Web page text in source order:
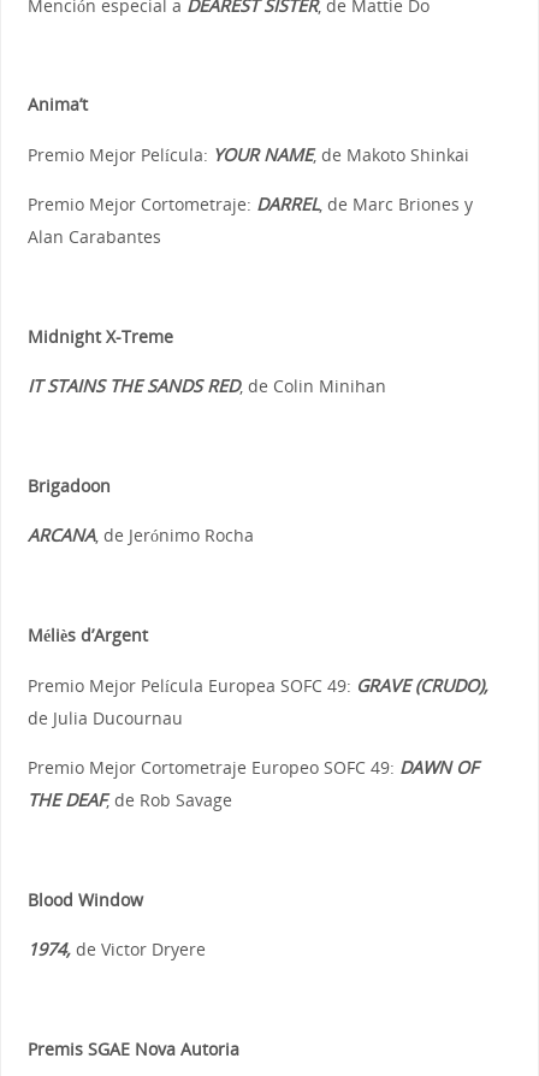
Mención especial a DEAREST SISTER, de Mattie Do
Anima’t
Premio Mejor Película: YOUR NAME, de Makoto Shinkai
Premio Mejor Cortometraje: DARREL, de Marc Briones y
Alan Carabantes
Midnight X-Treme
IT STAINS THE SANDS RED, de Colin Minihan
Brigadoon
ARCANA, de Jerónimo Rocha
Méliès d’Argent
Premio Mejor Película Europea SOFC 49: GRAVE (CRUDO),
de Julia Ducournau
Premio Mejor Cortometraje Europeo SOFC 49: DAWN OF
THE DEAF, de Rob Savage
Blood Window
1974,de Victor Dryere
Premis SGAE Nova Autoria